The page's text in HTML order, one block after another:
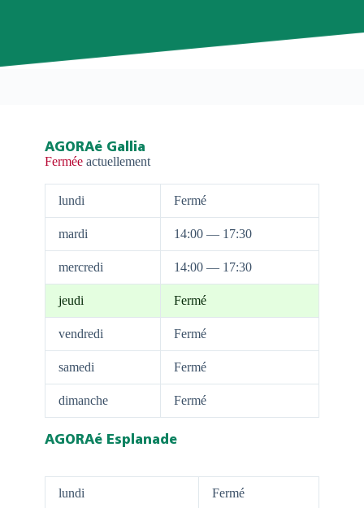
AGORAé Gallia
Ferméeactuellement
lundi Fermé
mardi 14:00 — 17:30
mercredi 14:00 — 17:30
jeudi Fermé
vendredi Fermé
samedi Fermé
dimanche Fermé
AGORAé Esplanade
lundi Fermé